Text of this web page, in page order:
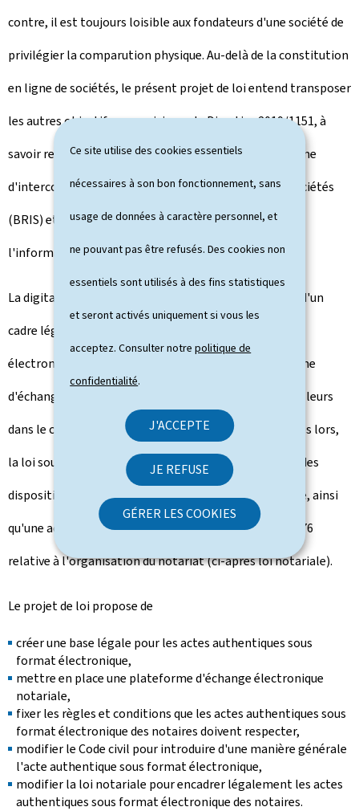
Ce site utilise des cookies essentiels
nécessaires à son bon fonctionnement, sans
usage de données à caractère personnel, et
ne pouvant pas être refusés. Des cookies non
essentiels sont utilisés à des fins statistiques
et seront activés uniquement si vous les
acceptez. Consulter notrepolitique de
confidentialité.
J'ACCEPTE
JE REFUSE
GÉRER LES COOKIES
contre, il est toujours loisible aux fondateurs d'une société de
privilégier la comparution physique. Au-delà de la constitution
en ligne de sociétés, le présent projet de loi entend transposer
les autres objectifs poursuivis par la Directive 2019/1151, à
savoir renforcer l'échange d'informations via le système
d'interconnexion des registres de commerce et des sociétés
(BRIS) et garantir aux citoyens un meilleur accès à
l'information sur les sociétés et succursales.
La digitalisation du notariat requiert la mise en place d'un
cadre légal pour les actes authentiques sous format
électronique ainsi que la mise en place d'une plateforme
d'échange électronique notariale et qui s'inscrit par ailleurs
dans le cadre du projet de digitalisation du notariat. Dès lors,
la loi sous projet propose d'abord une modernisation des
dispositions du Code civil relatives à l'acte authentique, ainsi
qu'une adaptation de la loi modifiée du 9 décembre 1976
relative à l'organisation du notariat (ci-après loi notariale).
Le projet de loi propose de
créer une base légale pour les actes authentiques sous
format électronique,
mettre en place une plateforme d'échange électronique
notariale,
fixer les règles et conditions que les actes authentiques sous
format électronique des notaires doivent respecter,
modifier le Code civil pour introduire d'une manière générale
l'acte authentique sous format électronique,
modifier la loi notariale pour encadrer légalement les actes
authentiques sous format électronique des notaires.